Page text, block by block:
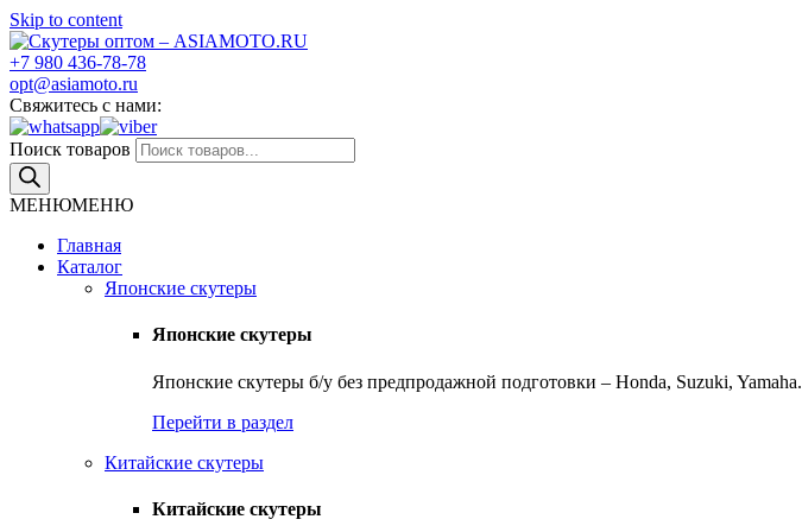
Skip to content
Скутеры оптом – ASIAMOTO.RU
Японские и китайские скутеры оптом
+7 980 436-78-78
opt@asiamoto.ru
Свяжитесь с нами:
Поиск товаров
МЕНЮМЕНЮ
Главная
Каталог
Японские скутеры
Японские скутеры
Японские скутеры б/у без предпродажной подготовки – Honda, Suzuki, Yamaha.
Перейти в раздел
Китайские скутеры
Китайские скутеры